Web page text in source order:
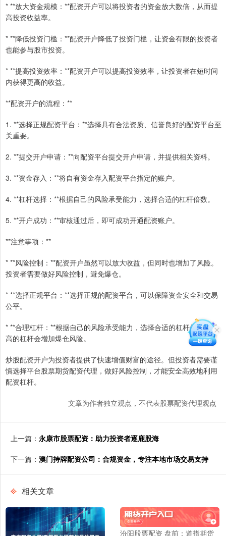
* **放大资金规模：**配资开户可以将投资者的资金放大数倍，从而提
高投资收益率。
* **降低投资门槛：**配资开户降低了投资门槛，让资金有限的投资者
也能参与股市投资。
* **提高投资效率：**配资开户可以提高投资效率，让投资者在短时间
内获得更高的收益。
**配资开户的流程：**
1. **选择正规配资平台：**选择具有合法资质、信誉良好的配资平台至
关重要。
2. **提交开户申请：**向配资平台提交开户申请，并提供相关资料。
3. **资金存入：**将自有资金存入配资平台指定的账户。
4. **杠杆选择：**根据自己的风险承受能力，选择合适的杠杆倍数。
5. **开户成功：**审核通过后，即可成功开通配资账户。
**注意事项：**
* **风险控制：**配资开户虽然可以放大收益，但同时也增加了风险。
投资者需要做好风险控制，避免爆仓。
* **选择正规平台：**选择正规的配资平台，可以保障资金安全和交易
公平。
* **合理杠杆：**根据自己的风险承受能力，选择合适的杠杆倍数。过
高的杠杆会增加爆仓风险。
炒股配资开户为投资者提供了快速增值财富的途径。但投资者需要谨
慎选择平台股票期货配资代理，做好风险控制，才能安全高效地利用
配资杠杆。
文章为作者独立观点，不代表股票配资代理观点
上一篇： 永康市股票配资：助力投资者逐鹿股海
下一篇： 澳门持牌配资公司：合规资金，专注本地市场交易支持
相关文章
汾阳股票配资 盘前：道指期货